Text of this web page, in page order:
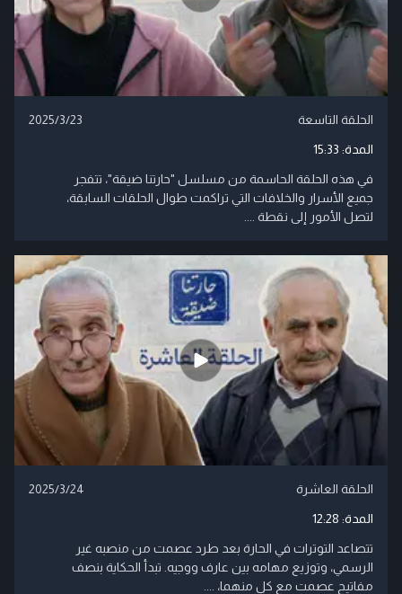
الحلقة التاسعة 2025/3/23
المدة: 15:33
في هذه الحلقة الحاسمة من مسلسل "حارتنا ضيقة"، تتفجر
جميع الأسرار والخلافات التي تراكمت طوال الحلقات السابقة،
لتصل الأمور إلى نقطة ....
الحلقة العاشرة 2025/3/24
المدة: 12:28
تتصاعد التوترات في الحارة بعد طرد عصمت من منصبه غير
الرسمي، وتوزيع مهامه بين عارف ووجيه. تبدأ الحكاية بنصف
مفاتيح عصمت مع كل منهما، ....